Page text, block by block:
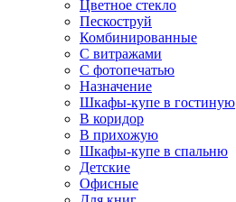
Цветное стекло
Пескоструй
Комбинированные
С витражами
С фотопечатью
Назначение
Шкафы-купе в гостиную
В коридор
В прихожую
Шкафы-купе в спальню
Детские
Офисные